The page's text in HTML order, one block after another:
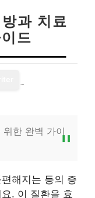
과 치료
드
한 완벽 가이
해지는 등의 증
. 이 질환을 효